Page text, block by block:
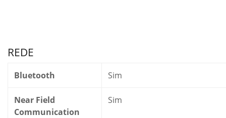
REDE
Bluetooth Sim
Near Field
Communication
Sim